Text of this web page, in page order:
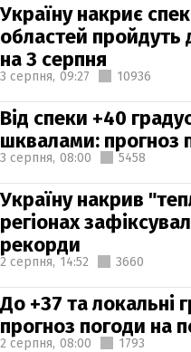
Україну накриє
областей пройдуть
на 3 серпня
3 серпня, 09:27 10936
Від спеки +40
шквалами: прогноз
3 серпня, 08:00 5458
Україну накрив
регіонах
рекорди
2 серпня, 14:52 3660
До +37 та локальні
прогноз погоди на
2 серпня, 08:00 1793